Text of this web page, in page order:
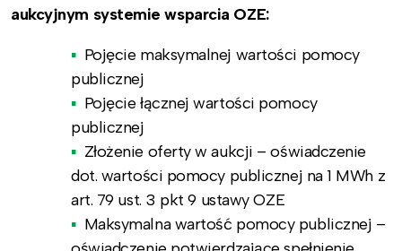
aukcyjnym systemie wsparcia OZE:
Pojęcie maksymalnej wartości pomocy
publicznej
Pojęcie łącznej wartości pomocy
publicznej
Złożenie oferty w aukcji – oświadczenie
dot. wartości pomocy publicznej na 1 MWh z
art. 79 ust. 3 pkt 9 ustawy OZE
Maksymalna wartość pomocy publicznej –